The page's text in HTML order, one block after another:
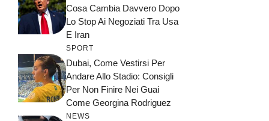
Cosa Cambia Davvero Dopo
Lo Stop Ai Negoziati Tra Usa
E Iran
SPORT
Dubai, Come Vestirsi Per
Andare Allo Stadio: Consigli
Per Non Finire Nei Guai
Come Georgina Rodriguez
NEWS